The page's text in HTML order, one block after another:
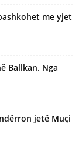
me yjet
Ballkan. Nga
jetë Muçi